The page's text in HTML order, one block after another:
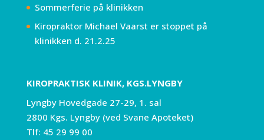
Sommerferie på klinikken
Kiropraktor Michael Vaarst er stoppet på
klinikken d. 21.2.25
KIROPRAKTISK KLINIK, KGS.LYNGBY
Lyngby Hovedgade 27-29, 1. sal
2800 Kgs. Lyngby (ved Svane Apoteket)
Tlf: 45 29 99 00